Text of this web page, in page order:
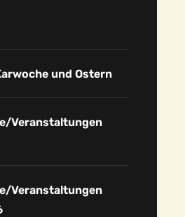
und Ostern
Veranstaltungen
Veranstaltungen